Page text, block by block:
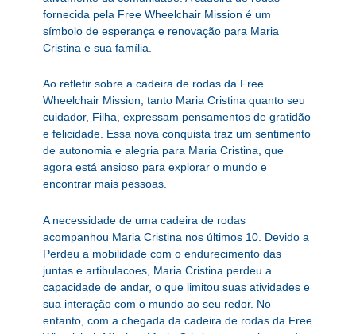
fornecida pela Free Wheelchair Mission é um
símbolo de esperança e renovação para Maria
Cristina e sua família.
Ao refletir sobre a cadeira de rodas da Free
Wheelchair Mission, tanto Maria Cristina quanto seu
cuidador, Filha, expressam pensamentos de gratidão
e felicidade. Essa nova conquista traz um sentimento
de autonomia e alegria para Maria Cristina, que
agora está ansioso para explorar o mundo e
encontrar mais pessoas.
A necessidade de uma cadeira de rodas
acompanhou Maria Cristina nos últimos 10. Devido a
Perdeu a mobilidade com o endurecimento das
juntas e artibulacoes, Maria Cristina perdeu a
capacidade de andar, o que limitou suas atividades e
sua interação com o mundo ao seu redor. No
entanto, com a chegada da cadeira de rodas da Free